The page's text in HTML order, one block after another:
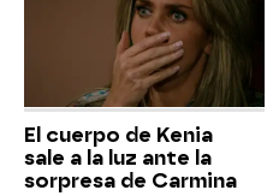
El cuerpo de Kenia
sale a la luz ante la
sorpresa de Carmina